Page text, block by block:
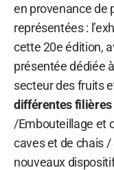
en provenance de
représentées :
cette 20e édition,
présentée dédiée
secteur des fruits
différentes filières
/Embouteillage et
caves et de chais
nouveaux